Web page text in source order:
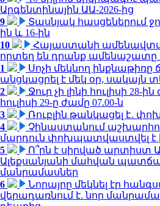
Արգենտինային ԱԱ-2026-ից
9
Տասնյակ հասցեներում
ին և 16-ին
10
Հայաստանի
որտեղ են դրանք ամենաշատը
1
Սոչի մեկնող
անցկացրել է մեկ օր, սակայն
2
Ջուր չի լինի հուլիսի 28-
հուլիսի 29-ը ժամը 07.00-ն
3
Ռուբլին թանկացել է․
4
Չինաստանում
մարդուն փոխպատվաստվել է
5
Ո՞րն է սիրված արտիստ
Ալեքսանյանի մահվան
մանրամասներ
6
Նորայրը մեկնել էր
վերադառնում է. նոր